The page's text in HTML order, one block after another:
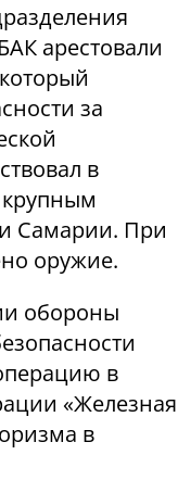
арестовали
за
в
Самарии. При
оружие.
обороны
в
«Железная
в